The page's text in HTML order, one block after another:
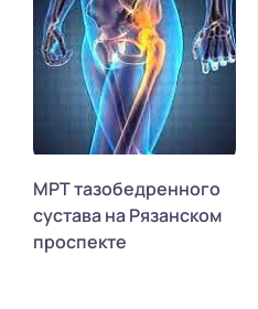
МРТ тазобедренного
сустава на Рязанском
проспекте